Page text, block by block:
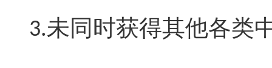
3.未同时获得其他各类